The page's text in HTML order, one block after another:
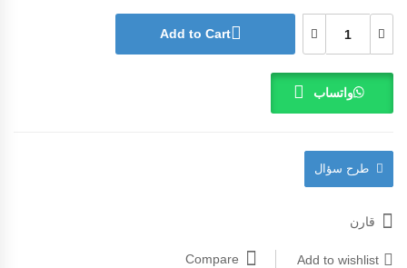
Add to Cart
واتساب
طرح سؤال
قارن
Add to wishlist
Compare